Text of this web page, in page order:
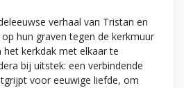
verhaal van Tristan en
hun graven tegen de kerkmuur
kerkdak met elkaar te
bij uitstek: een verbindende
voor eeuwige liefde, om